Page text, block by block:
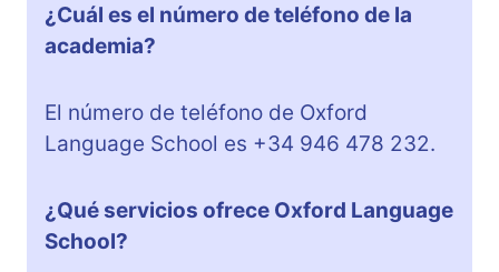
¿Cuál es el número de teléfono de la
academia?
El número de teléfono de Oxford
Language School es +34 946 478 232.
¿Qué servicios ofrece Oxford Language
School?